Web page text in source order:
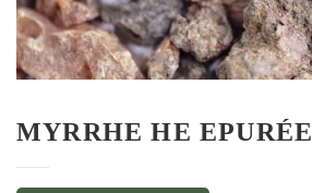
MYRRHE HE EPURÉE